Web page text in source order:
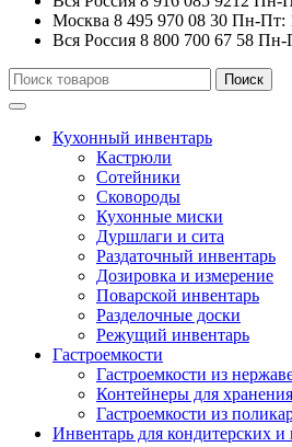
Москва 8 495 970 08 30 Пн-Пт:
Вся Россия 8 800 700 67 58 Пн-
Искать:
Поиск
Кухонный инвентарь
Кастрюли
Сотейники
Сковороды
Кухонные миски
Дуршлаги и сита
Раздаточный инвентарь
Дозировка и измерение
Поварской инвентарь
Разделочные доски
Режущий инвентарь
Гастроемкости
Гастроемкости из
Контейнеры для хранения
Гастроемкости из
Инвентарь для кондитерских